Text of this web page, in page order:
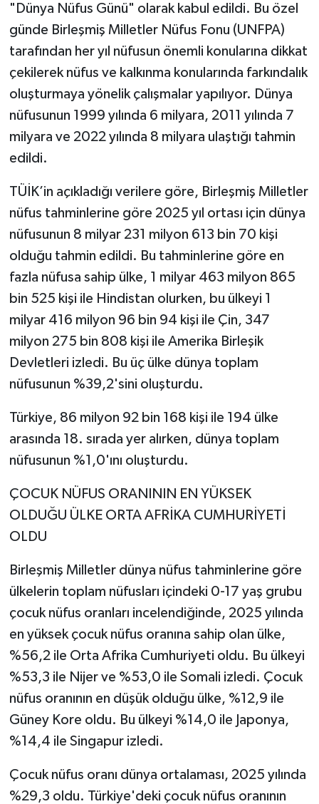
"Dünya Nüfus Günü" olarak kabul edildi. Bu özel
günde Birleşmiş Milletler Nüfus Fonu (UNFPA)
tarafından her yıl nüfusun önemli konularına dikkat
çekilerek nüfus ve kalkınma konularında farkındalık
oluşturmaya yönelik çalışmalar yapılıyor. Dünya
nüfusunun 1999 yılında 6 milyara, 2011 yılında 7
milyara ve 2022 yılında 8 milyara ulaştığı tahmin
edildi.
TÜİK’in açıkladığı verilere göre, Birleşmiş Milletler
nüfus tahminlerine göre 2025 yıl ortası için dünya
nüfusunun 8 milyar 231 milyon 613 bin 70 kişi
olduğu tahmin edildi. Bu tahminlerine göre en
fazla nüfusa sahip ülke, 1 milyar 463 milyon 865
bin 525 kişi ile Hindistan olurken, bu ülkeyi 1
milyar 416 milyon 96 bin 94 kişi ile Çin, 347
milyon 275 bin 808 kişi ile Amerika Birleşik
Devletleri izledi. Bu üç ülke dünya toplam
nüfusunun %39,2'sini oluşturdu.
Türkiye, 86 milyon 92 bin 168 kişi ile 194 ülke
arasında 18. sırada yer alırken, dünya toplam
nüfusunun %1,0'ını oluşturdu.
ÇOCUK NÜFUS ORANININ EN YÜKSEK
OLDUĞU ÜLKE ORTA AFRİKA CUMHURİYETİ
OLDU
Birleşmiş Milletler dünya nüfus tahminlerine göre
ülkelerin toplam nüfusları içindeki 0-17 yaş grubu
çocuk nüfus oranları incelendiğinde, 2025 yılında
en yüksek çocuk nüfus oranına sahip olan ülke,
%56,2 ile Orta Afrika Cumhuriyeti oldu. Bu ülkeyi
%53,3 ile Nijer ve %53,0 ile Somali izledi. Çocuk
nüfus oranının en düşük olduğu ülke, %12,9 ile
Güney Kore oldu. Bu ülkeyi %14,0 ile Japonya,
%14,4 ile Singapur izledi.
Çocuk nüfus oranı dünya ortalaması, 2025 yılında
%29,3 oldu. Türkiye'deki çocuk nüfus oranının
YEDİSU